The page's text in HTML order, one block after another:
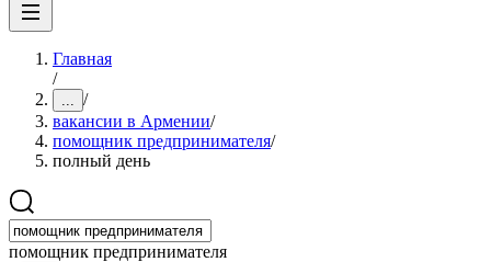
Главная
/
... /
вакансии в Армении/
помощник предпринимателя/
полный день
помощник предпринимателя